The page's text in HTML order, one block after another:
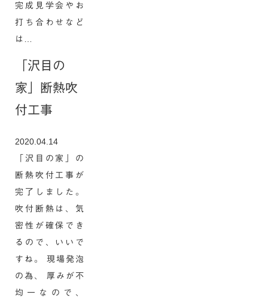
完成見学会やお
打ち合わせなど
は…
「沢目の
家」断熱吹
付工事
2020.04.14
「沢目の家」の
断熱吹付工事が
完了しました。
吹付断熱は、気
密性が確保でき
るので、いいで
すね。 現場発泡
の為、 厚みが不
均一なので、